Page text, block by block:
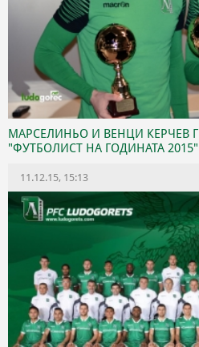
МАРСЕЛИНЬО И ВЕНЦИ КЕРЧЕВ
"ФУТБОЛИСТ НА ГОДИНАТА
11.12.15, 15:13